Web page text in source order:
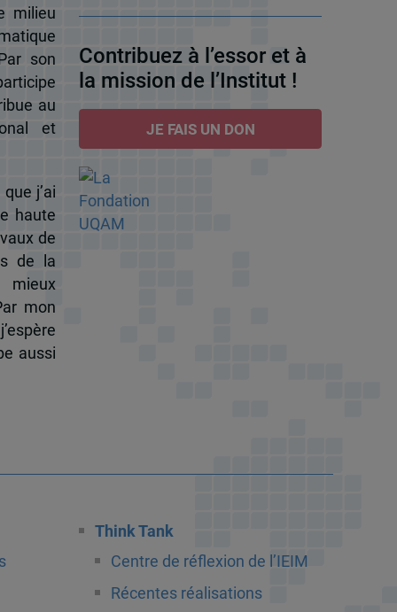
milieu
son
au
et
j’ai
haute
de
de la
mieux
mon
aussi
Contribuez à l’essor et à
la mission de l’Institut !
JE FAIS UN DON
Think Tank
Centre de réflexion de l’IEIM
Récentes réalisations